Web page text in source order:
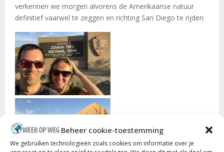
Beheer cookie-toestemming
We gebruiken technologieën zoals cookies om informatie over je
verkennen we morgen alvorens de Amerikaanse natuur
definitief vaarwel te zeggen en richting San Diego te rijden.